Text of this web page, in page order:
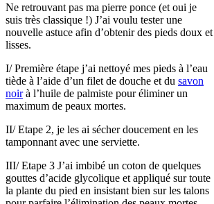
Ne retrouvant pas ma pierre ponce (et oui je
suis très classique !) J’ai voulu tester une
nouvelle astuce afin d’obtenir des pieds doux et
lisses.
I/ Première étape j’ai nettoyé mes pieds à l’eau
tiède à l’aide d’un filet de douche et du savon
noirà l’huile de palmiste pour éliminer un
maximum de peaux mortes.
II/ Etape 2, je les ai sécher doucement en les
tamponnant avec une serviette.
III/ Etape 3 J’ai imbibé un coton de quelques
gouttes d’acide glycolique et appliqué sur toute
la plante du pied en insistant bien sur les talons